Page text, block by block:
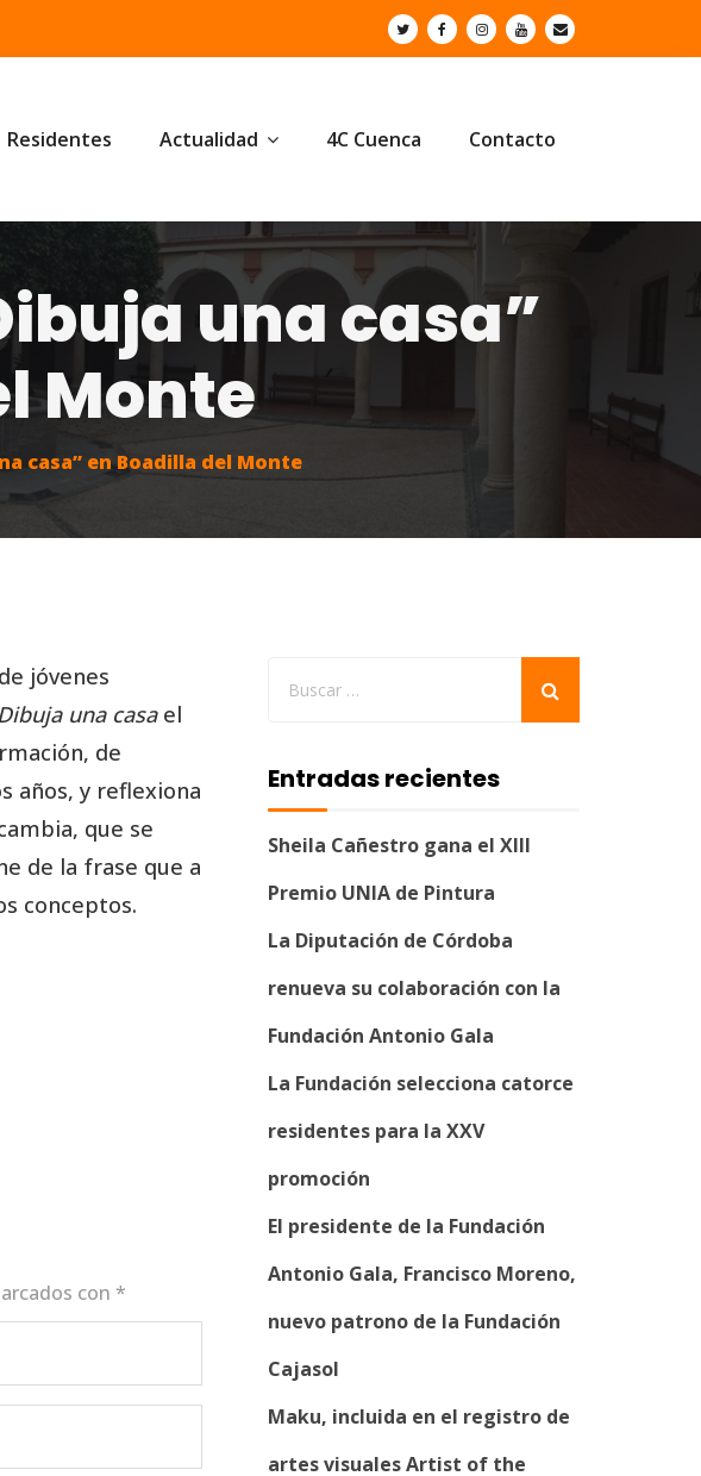
Residentes Actualidad 4C Cuenca Contacto
una casa”
Monte
casa” en Boadilla del Monte
jóvenes
una casael
de
años, y reflexiona
que se
de la frase que a
conceptos.
con *
Entradas recientes
Sheila Cañestro gana el XIII
Premio UNIA de Pintura
La Diputación de Córdoba
renueva su colaboración con la
Fundación Antonio Gala
La Fundación selecciona catorce
residentes para la XXV
promoción
El presidente de la Fundación
Antonio Gala, Francisco Moreno,
nuevo patrono de la Fundación
Cajasol
Maku, incluida en el registro de
artes visuales Artist of the